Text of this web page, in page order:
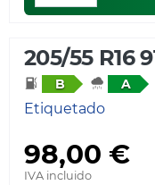
205/55 R16
B A
Etiquetado
98,00 €
IVA incluido